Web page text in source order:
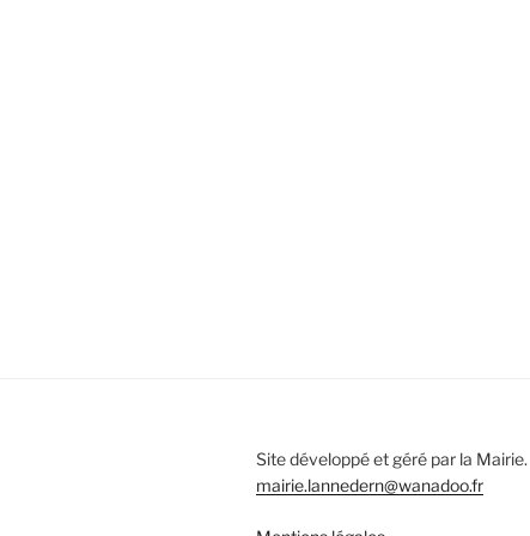
Site développé et géré par la Mairie.
mairie.lannedern@wanadoo.fr